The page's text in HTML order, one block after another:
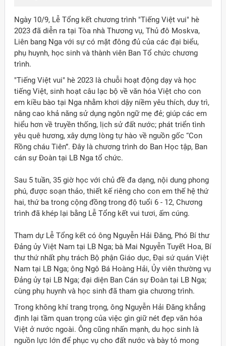
Ngày 10/9, Lễ Tổng kết chương trình "Tiếng Việt vui" hè
2023 đã diễn ra tại Tòa nhà Thương vụ, Thủ đô Moskva,
Liên bang Nga với sự có mặt đông đủ của các đại biểu,
phụ huynh, học sinh và thành viên Ban Tổ chức chương
trình.
"Tiếng Việt vui" hè 2023 là chuỗi hoạt động dạy và học
tiếng Việt, sinh hoạt câu lạc bộ về văn hóa Việt cho con
em kiều bào tại Nga nhằm khơi dậy niềm yêu thích, duy trì,
nâng cao khả năng sử dụng ngôn ngữ mẹ đẻ; giúp các em
hiểu hơn về truyền thống, lịch sử đất nước; phát triển tình
yêu quê hương, xây dựng lòng tự hào về nguồn gốc “Con
Rồng cháu Tiên”. Đây là chương trình do Ban Học tập, Ban
cán sự Đoàn tại LB Nga tổ chức.
Sau 5 tuần, 35 giờ học với chủ đề đa dạng, nội dung phong
phú, được soạn thảo, thiết kế riêng cho con em thế hệ thứ
hai, thứ ba trong cộng đồng trong độ tuổi 6 - 12, Chương
trình đã khép lại bằng Lễ Tổng kết vui tươi, ấm cúng.
Tham dự Lễ Tổng kết có ông Nguyễn Hải Đăng, Phó Bí thư
Đảng ủy Việt Nam tại LB Nga; bà Mai Nguyễn Tuyết Hoa, Bí
thư thứ nhất phụ trách Bộ phận Giáo dục, Đại sứ quán Việt
Nam tại LB Nga; ông Ngô Bá Hoàng Hải, Ủy viên thường vụ
Đảng ủy tại LB Nga; đại diện Ban Cán sự Đoàn tại LB Nga;
cùng phụ huynh và học sinh đã tham gia chương trình.
Trong không khí trang trọng, ông Nguyễn Hải Đăng khẳng
định lại tầm quan trọng của việc gìn giữ nét đẹp văn hóa
Việt ở nước ngoài. Ông cũng nhấn mạnh, du học sinh là
nguồn lực lớn để phục vụ cho đất nước và bày tỏ mong